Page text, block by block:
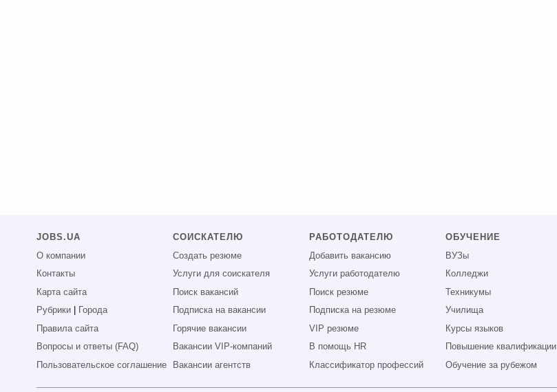
JOBS.UA
О компании
Контакты
Карта сайта
Рубрики
Города
Правила сайта
Вопросы и ответы (FAQ)
Пользовательское соглашение
СОИСКАТЕЛЮ
Создать резюме
Услуги для соискателя
Поиск вакансий
Подписка на вакансии
Горячие вакансии
Вакансии VIP-компаний
Вакансии агентств
РАБОТОДАТЕЛЮ
Добавить вакансию
Услуги работодателю
Поиск резюме
Подписка на резюме
VIP резюме
В помощь HR
Классификатор профессий
ОБУЧЕНИЕ
ВУЗы
Колледжи
Техникумы
Училища
Курсы языков
Повышение квалификации
Обучение за рубежом